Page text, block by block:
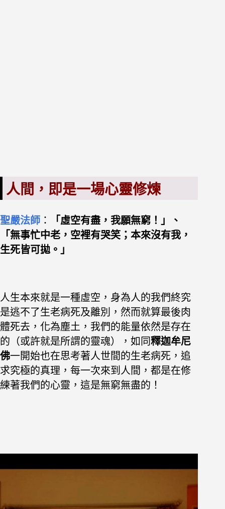
人間，即是一場心靈修煉
聖嚴法師 ：
「虛空有盡，我願無窮！」、
「無事忙中老，空裡有哭笑；本來沒有我 ，
生死皆可拋。」
人生本來就是一種虛空，身為人的我們終究
是逃不了生老病死及離別， 然而就算最後肉
體死去，化為塵土， 我們的能量依然是存在
的（或許就是所謂的靈魂），如同釋迦牟尼
佛一開始也在思考著人世間的生老病死，追
求究極的真理，每一次來到人間，都是在修
練著我們的心靈，這是無窮無盡的！